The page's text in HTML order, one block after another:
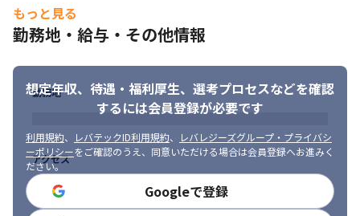
実施しています。
そのため、一人ひとりの今後のキャリアに沿った、
プロジェクト先を選定しています。
◎スキルアップ支援制度
資格取得奨励金、技術図書購入補助、技術セミナー受講料補助
◎年収が100万円以上アップした事例もあり！
◎転職者の【87％】の方が前職よりも給与アップし、入社をして
います！
もっと見る
勤務地・給与・その他情報
想定年収、待遇・福利厚生、 選考プロセスなどを確認
するには会員登録が必要です
利用規約、 レバテックID利用規約、
レバレジーズグループ・プライバシ
ーポリシーをご確認のうえ、同意いただける場合は会員登録へお進みく
ださい。
Googleで登録
勤務地
アクセス